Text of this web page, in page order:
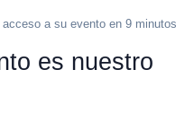
a su evento en 9 minutos
es nuestro